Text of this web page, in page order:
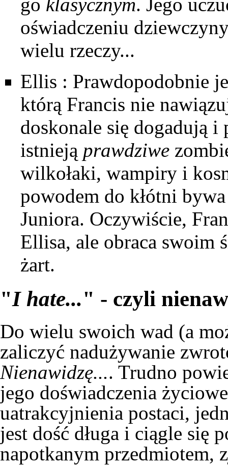
oświadczeniu
wielu rzeczy...
Ellis : Prawdopodobnie
którą Francis nie
doskonale się dogadują i
istnieją prawdziwe
wilkołaki, wampiry i
powodem do kłótni
Juniora. Oczywiście,
Ellisa, ale obraca swoim
żart.
"I hate..." - czyli
Do wielu swoich wad (a
zaliczyć nadużywanie
Nienawidzę.... Trudno
jego doświadczenia
uatrakcyjnienia postaci,
jest dość długa i ciągle się
napotkanym przedmiotem,